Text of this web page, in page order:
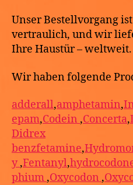
Unser Bestellvorgang
vertraulich, und wir
Ihre Haustür – weltweit.
Wir haben folgende
adderall,amphetamin,
epam,Codein ,Concerta,
Didrex
benzfetamine,
y ,Fentanyl,
phium ,Oxycodon ,